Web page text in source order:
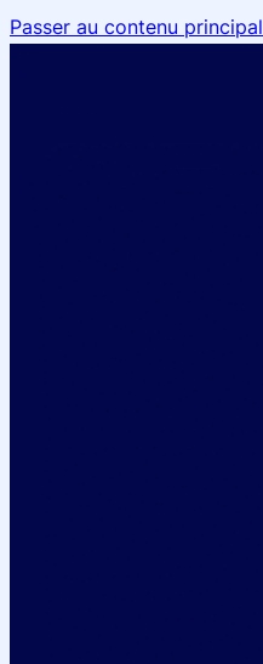
Passer au contenu principal